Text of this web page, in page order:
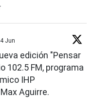
4 Jun
edición "Pensar
102.5 FM, programa
IHP
Max Aguirre.